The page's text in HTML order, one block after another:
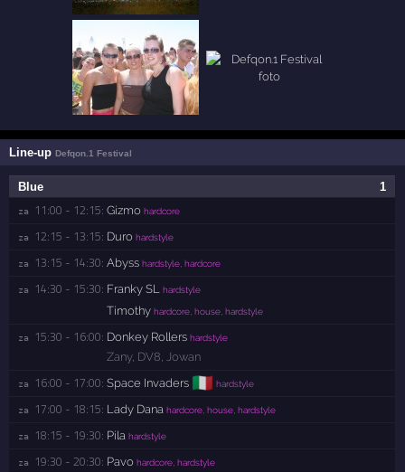
Line-upDefqon.1 Festival
1
Blue
za 11:00 - 12:15: Gizmo hardcore
za 12:15 - 13:15: Duro hardstyle
za 13:15 - 14:30: Abyss hardstyle, hardcore
za 14:30 - 15:30: Franky SL hardstyle
Timothy hardcore, house, hardstyle
za 15:30 - 16:00: Donkey Rollers hardstyle
Zany, DV8 Jowan
za 16:00 - 17:00: Space Invaders 🇮🇹 hardstyle
za 17:00 - 18:15: Lady Dana hardcore, house, hardstyle
za 18:15 - 19:30: Pila hardstyle
za 19:30 - 20:30: Pavo hardcore, hardstyle